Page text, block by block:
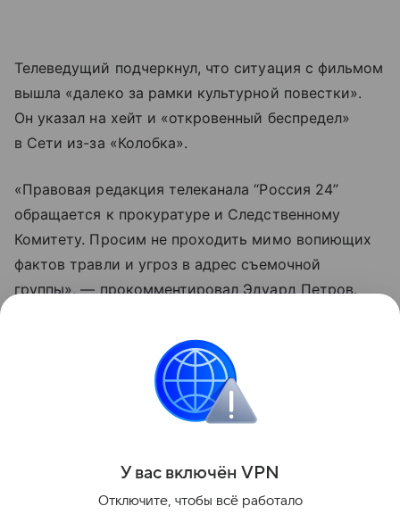
Телеведущий подчеркнул, что ситуация с фильмом
вышла «далеко за рамки культурной повестки».
Он указал на хейт и «откровенный беспредел»
в Сети из-за «Колобка».
«Правовая редакция телеканала “Россия 24”
обращается к прокуратуре и Следственному
Комитету. Просим не проходить мимо вопиющих
фактов травли и угроз в адрес съемочной
группы», — прокомментировал Эдуард Петров.
Фильм вышел в прокат 6 августа. Он стал частью
франшизы «Последний богатырь». Рейтинг
картины в «Кинопоиске» за два дня упал
до единицы из-за комментариев хейтеров.
Поделиться
У вас включён VPN
Отключите, чтобы всё работало